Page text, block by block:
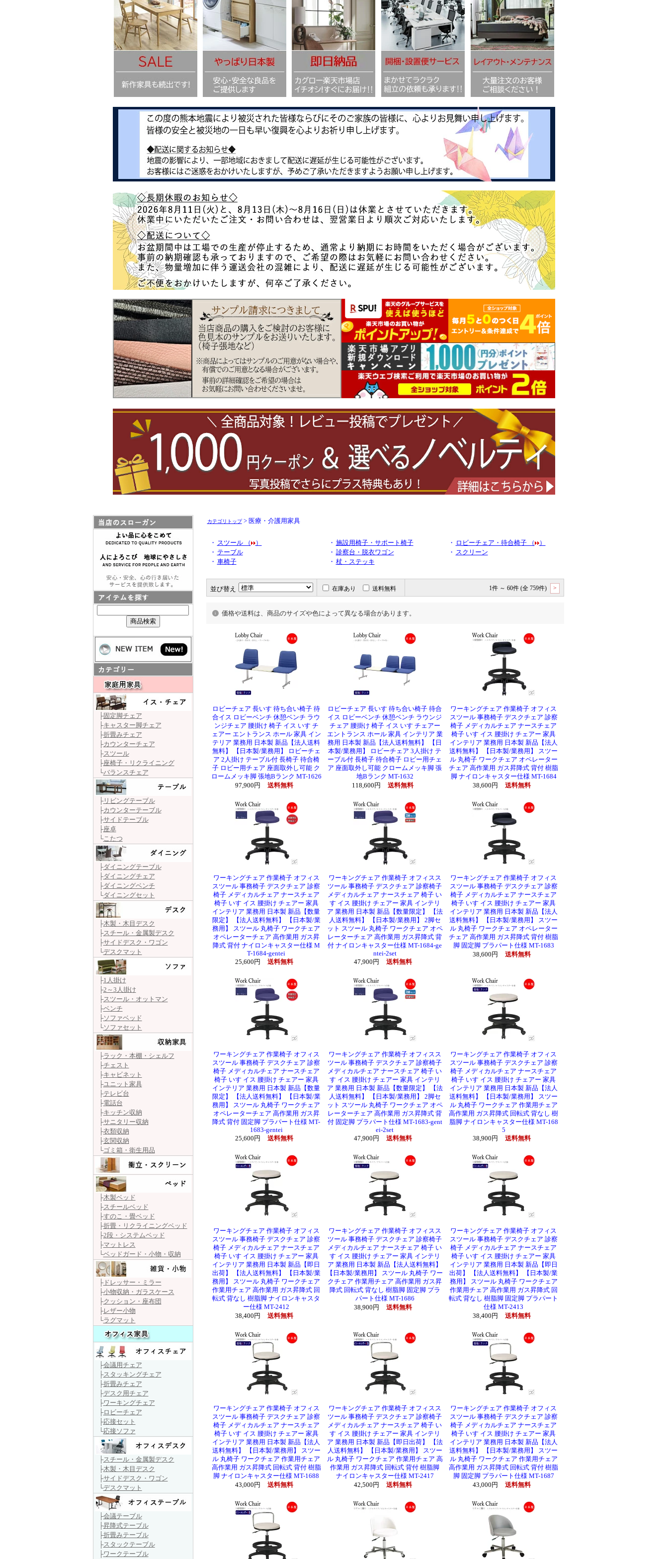
├固定脚チェア
├キャスター脚チェア
├折畳みチェア
├カウンターチェア
├スツール
├座椅子・リクライニング
└バランスチェア
├リビングテーブル
├カウンターテーブル
├サイドテーブル
├座卓
└こたつ
├ダイニングテーブル
├ダイニングチェア
├ダイニングベンチ
└ダイニングセット
├木製・木目デスク
├スチール・金属製デスク
├サイドデスク・ワゴン
└デスクマット
├1人掛け
├2～3人掛け
├スツール・オットマン
├ベンチ
├ソファベッド
└ソファセット
├ラック・本棚・シェルフ
├チェスト
├キャビネット
├ユニット家具
├テレビ台
├電話台
├キッチン収納
├サニタリー収納
├衣類収納
├玄関収納
└ゴミ箱・衛生用品
├木製ベッド
├スチールベッド
├すのこ・畳ベッド
├折畳・リクライニングベッド
├2段・システムベッド
├マットレス
└ベッドガード・小物・収納
├ドレッサー・ミラー
├小物収納・ガラスケース
├クッション・座布団
├レザー小物
└ラグマット
├会議用チェア
├スタッキングチェア
├折畳みチェア
├デスク用チェア
├ワーキングチェア
├ロビーチェア
├応接セット
└応接ソファ
├スチール・金属製デスク
├木製・木目デスク
├サイドデスク・ワゴン
└デスクマット
├会議テーブル
├昇降式テーブル
├折畳みテーブル
├スタックテーブル
├ワークテーブル
カテゴリトップ> 医療・介護用家具
・ スツール （ ） ・ 施設用椅子・サポート椅子 ・ ロビーチェア・待合椅子 （
）
・ テーブル ・ 診察台・脱衣ワゴン ・ スクリーン
・ 車椅子 ・ 杖・ステッキ
並び替え 在庫あり 送料無料 1件 ～ 60件 (全 759件) >
価格や送料は、商品のサイズや色によって異なる場合があります。
ロビーチェア 長いす 待ち合い椅子 待
合イス ロビーベンチ 休憩ベンチ ラウ
ンジチェア 腰掛け 椅子 イス いす チ
ェアー エントランス ホール 家具 イン
テリア 業務用 日本製 新品【法人送料
無料】 【日本製/業務用】 ロビーチェ
ア 2人掛け テーブル付 長椅子 待合椅
子 ロビー用チェア 座面取外し可能 ク
ロームメッキ脚 張地Bランク MT-1626
97,900円
送料無料
ロビーチェア 長いす 待ち合い椅子 待合
イス ロビーベンチ 休憩ベンチ ラウンジ
チェア 腰掛け 椅子 イス いす チェアー
エントランス ホール 家具 インテリア 業
務用 日本製 新品【法人送料無料】 【日
本製/業務用】 ロビーチェア 3人掛け テ
ーブル付 長椅子 待合椅子 ロビー用チェ
ア 座面取外し可能 クロームメッキ脚 張
地Bランク MT-1632
118,600円
送料無料
ワーキングチェア 作業椅子 オフィス
スツール 事務椅子 デスクチェア 診察
椅子 メディカルチェア ナースチェア
椅子 いす イス 腰掛け チェアー 家具
インテリア 業務用 日本製 新品【法人
送料無料】 【日本製/業務用】 スツー
ル 丸椅子 ワークチェア オペレーター
チェア 高作業用 ガス昇降式 背付 樹脂
脚 ナイロンキャスター仕様 MT-1684
38,600円
送料無料
ワーキングチェア 作業椅子 オフィス
スツール 事務椅子 デスクチェア 診察
椅子 メディカルチェア ナースチェア
椅子 いす イス 腰掛け チェアー 家具
インテリア 業務用 日本製 新品【数量
限定】 【法人送料無料】 【日本製/業
務用】 スツール 丸椅子 ワークチェア
オペレーターチェア 高作業用 ガス昇
降式 背付 ナイロンキャスター仕様 M
T-1684-gentei
25,600円
送料無料
ワーキングチェア 作業椅子 オフィスス
ツール 事務椅子 デスクチェア 診察椅子
メディカルチェア ナースチェア 椅子 い
す イス 腰掛け チェアー 家具 インテリ
ア 業務用 日本製 新品【数量限定】 【法
人送料無料】 【日本製/業務用】 2脚セ
ット スツール 丸椅子 ワークチェア オペ
レーターチェア 高作業用 ガス昇降式 背
付 ナイロンキャスター仕様 MT-1684-ge
ntei-2set
47,900円
送料無料
ワーキングチェア 作業椅子 オフィス
スツール 事務椅子 デスクチェア 診察
椅子 メディカルチェア ナースチェア
椅子 いす イス 腰掛け チェアー 家具
インテリア 業務用 日本製 新品【法人
送料無料】 【日本製/業務用】 スツー
ル 丸椅子 ワークチェア オペレーター
チェア 高作業用 ガス昇降式 背付 樹脂
脚 固定脚 プラパート仕様 MT-1683
38,600円
送料無料
ワーキングチェア 作業椅子 オフィス
スツール 事務椅子 デスクチェア 診察
椅子 メディカルチェア ナースチェア
椅子 いす イス 腰掛け チェアー 家具
インテリア 業務用 日本製 新品【数量
限定】 【法人送料無料】 【日本製/業
務用】 スツール 丸椅子 ワークチェア
オペレーターチェア 高作業用 ガス昇
降式 背付 固定脚 プラパート仕様 MT-
1683-gentei
25,600円
送料無料
ワーキングチェア 作業椅子 オフィスス
ツール 事務椅子 デスクチェア 診察椅子
メディカルチェア ナースチェア 椅子 い
す イス 腰掛け チェアー 家具 インテリ
ア 業務用 日本製 新品【数量限定】 【法
人送料無料】 【日本製/業務用】 2脚セ
ット スツール 丸椅子 ワークチェア オペ
レーターチェア 高作業用 ガス昇降式 背
付 固定脚 プラパート仕様 MT-1683-gent
ei-2set
47,900円
送料無料
ワーキングチェア 作業椅子 オフィス
スツール 事務椅子 デスクチェア 診察
椅子 メディカルチェア ナースチェア
椅子 いす イス 腰掛け チェアー 家具
インテリア 業務用 日本製 新品【法人
送料無料】 【日本製/業務用】 スツー
ル 丸椅子 ワークチェア 作業用チェア
高作業用 ガス昇降式 回転式 背なし 樹
脂脚 ナイロンキャスター仕様 MT-168
5
38,900円
送料無料
ワーキングチェア 作業椅子 オフィス
スツール 事務椅子 デスクチェア 診察
椅子 メディカルチェア ナースチェア
椅子 いす イス 腰掛け チェアー 家具
インテリア 業務用 日本製 新品【即日
出荷】 【法人送料無料】 【日本製/業
務用】 スツール 丸椅子 ワークチェア
作業用チェア 高作業用 ガス昇降式 回
転式 背なし 樹脂脚 ナイロンキャスタ
ー仕様 MT-2412
38,400円
送料無料
ワーキングチェア 作業椅子 オフィスス
ツール 事務椅子 デスクチェア 診察椅子
メディカルチェア ナースチェア 椅子 い
す イス 腰掛け チェアー 家具 インテリ
ア 業務用 日本製 新品【法人送料無料】
【日本製/業務用】 スツール 丸椅子 ワー
クチェア 作業用チェア 高作業用 ガス昇
降式 回転式 背なし 樹脂脚 固定脚 プラ
パート仕様 MT-1686
38,900円
送料無料
ワーキングチェア 作業椅子 オフィス
スツール 事務椅子 デスクチェア 診察
椅子 メディカルチェア ナースチェア
椅子 いす イス 腰掛け チェアー 家具
インテリア 業務用 日本製 新品【即日
出荷】 【法人送料無料】 【日本製/業
務用】 スツール 丸椅子 ワークチェア
作業用チェア 高作業用 ガス昇降式 回
転式 背なし 樹脂脚 固定脚 プラパート
仕様 MT-2413
38,400円
送料無料
ワーキングチェア 作業椅子 オフィス
スツール 事務椅子 デスクチェア 診察
椅子 メディカルチェア ナースチェア
椅子 いす イス 腰掛け チェアー 家具
インテリア 業務用 日本製 新品【法人
送料無料】 【日本製/業務用】 スツー
ル 丸椅子 ワークチェア 作業用チェア
高作業用 ガス昇降式 回転式 背付 樹脂
脚 ナイロンキャスター仕様 MT-1688
43,000円
送料無料
ワーキングチェア 作業椅子 オフィスス
ツール 事務椅子 デスクチェア 診察椅子
メディカルチェア ナースチェア 椅子 い
す イス 腰掛け チェアー 家具 インテリ
ア 業務用 日本製 新品【即日出荷】 【法
人送料無料】 【日本製/業務用】 スツー
ル 丸椅子 ワークチェア 作業用チェア 高
作業用 ガス昇降式 回転式 背付 樹脂脚
ナイロンキャスター仕様 MT-2417
42,500円
送料無料
ワーキングチェア 作業椅子 オフィス
スツール 事務椅子 デスクチェア 診察
椅子 メディカルチェア ナースチェア
椅子 いす イス 腰掛け チェアー 家具
インテリア 業務用 日本製 新品【法人
送料無料】 【日本製/業務用】 スツー
ル 丸椅子 ワークチェア 作業用チェア
高作業用 ガス昇降式 回転式 背付 樹脂
脚 固定脚 プラパート仕様 MT-1687
43,000円
送料無料